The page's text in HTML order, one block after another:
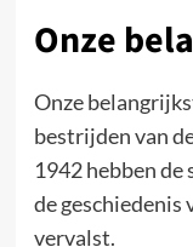
Onze
Onze
bestrijden van
1942 hebben
de
vervalst.